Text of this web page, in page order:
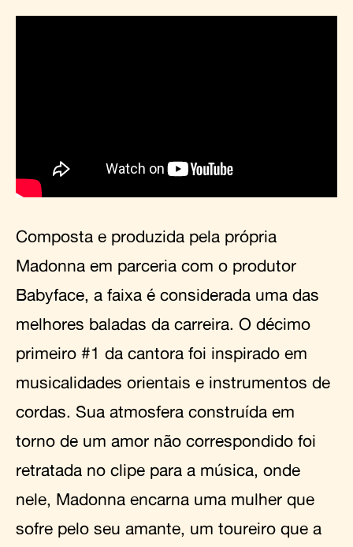
Composta e produzida pela própria
Madonna em parceria com o produtor
Babyface, a faixa é considerada uma das
melhores baladas da carreira. O décimo
primeiro #1 da cantora foi inspirado em
musicalidades orientais e instrumentos de
cordas. Sua atmosfera construída em
torno de um amor não correspondido foi
retratada no clipe para a música, onde
nele, Madonna encarna uma mulher que
sofre pelo seu amante, um toureiro que a